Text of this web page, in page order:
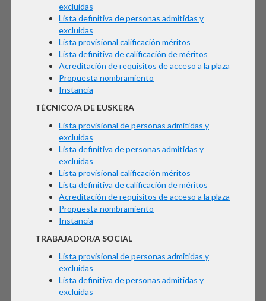
excluidas
Lista definitiva de personas admitidas y
excluidas
Lista provisional calificación méritos
Lista definitiva de calificación de méritos
Acreditación de requisitos de acceso a la plaza
Propuesta nombramiento
Instancia
TÉCNICO/A DE EUSKERA
Lista provisional de personas admitidas y
excluidas
Lista definitiva de personas admitidas y
excluidas
Lista provisional calificación méritos
Lista definitiva de calificación de méritos
Acreditación de requisitos de acceso a la plaza
Propuesta nombramiento
Instancia
TRABAJADOR/A SOCIAL
Lista provisional de personas admitidas y
excluidas
Lista definitiva de personas admitidas y
excluidas